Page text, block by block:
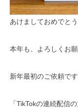
あけましておめでと
本年も、よろしくお
新年最初のご依頼です
「TikTokの連続配信